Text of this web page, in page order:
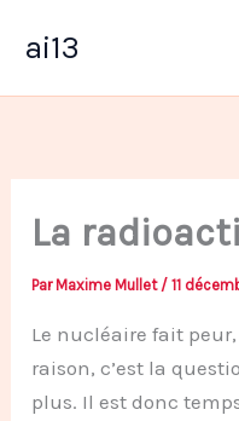
ai13
La
ParMaxime Mullet /11
Le nucléaire fait
raison, c’est la
plus. Il est donc